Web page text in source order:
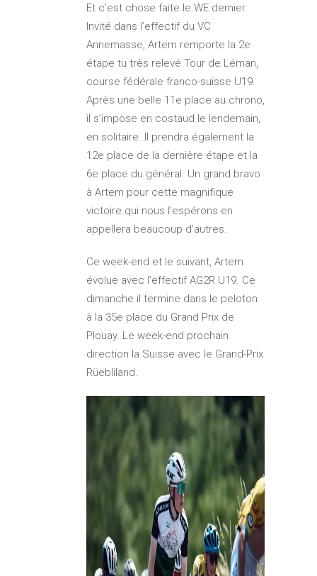
Et c’est chose faite le WE dernier.
Invité dans l’effectif du VC
Annemasse, Artem remporte la 2e
étape tu très relevé Tour de Léman,
course fédérale franco-suisse U19.
Après une belle 11e place au chrono,
il s’impose en costaud le lendemain,
en solitaire. Il prendra également la
12e place de la dernière étape et la
6e place du général. Un grand bravo
à Artem pour cette magnifique
victoire qui nous l’espérons en
appellera beaucoup d’autres.
Ce week-end et le suivant, Artem
évolue avec l’effectif AG2R U19. Ce
dimanche il termine dans le peloton
à la 35e place du Grand Prix de
Plouay. Le week-end prochain
direction la Suisse avec le Grand-Prix
Rüebliland.